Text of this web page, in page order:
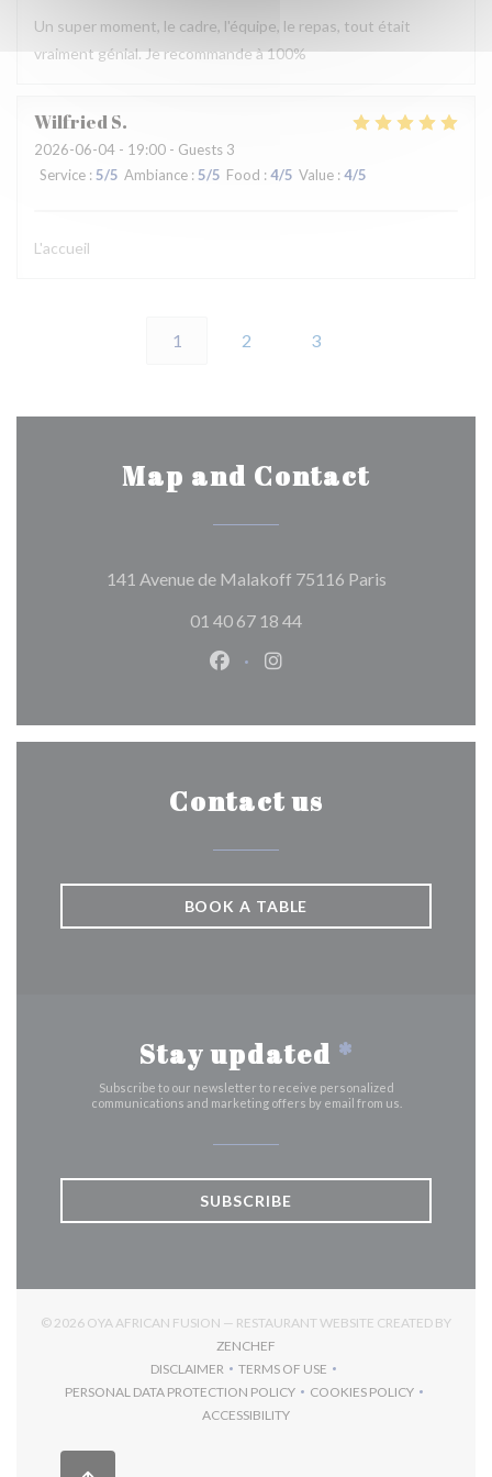
Un super moment, le cadre, l'équipe, le repas, tout était
vraiment génial. Je recommande à 100%
WilfriedS
2026-06-04 - 19:00 - Guests 3
Service : 5/5 Ambiance : 5/5 Food : 4/5 Value : 4/5
L'accueil
1 2 3
Map and Contact
141 Avenue de Malakoff 75116 Paris((opens in a
01 40 67 18 44
Facebook ((opens in a new
Instagram ((opens in a
Contact us
BOOK A TABLE
Stay updated *
Subscribe to our newsletter to receive personalized
communications and marketing offers by email from us.
SUBSCRIBE
© 2026 OYA AFRICAN FUSION — RESTAURANT WEBSITE CREATED BY
ZENCHEF
DISCLAIMER
((OPENS IN A NEW WINDOW))
TERMS OF USE
((OPENS IN A NEW WINDOW))
PERSONAL DATA PROTECTION POLICY
((OPENS IN A NEW WINDOW))
COOKIES POLICY
((OPENS IN A NEW
ACCESSIBILITY
((OPENS IN A NEW WINDOW))